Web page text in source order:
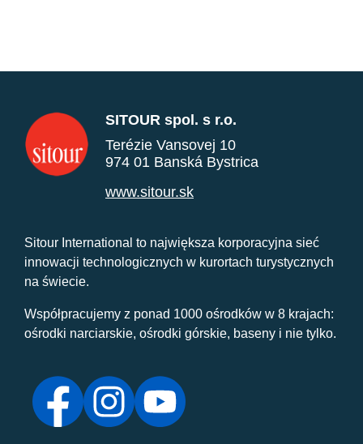
SITOUR spol. s r.o.
Terézie Vansovej 10
974 01 Banská Bystrica
www.sitour.sk
Sitour International to największa korporacyjna sieć
innowacji technologicznych w kurortach turystycznych
na świecie.
Współpracujemy z ponad 1000 ośrodków w 8 krajach:
ośrodki narciarskie, ośrodki górskie, baseny i nie tylko.